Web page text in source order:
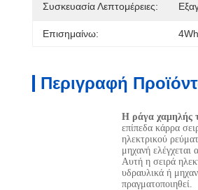
Συσκευασία Λεπτομέρειες:
Επισημαίνω:
Περιγραφή
Η ράγα χαμηλής
επίπεδα κάρρα
ηλεκτρικού
μηχανή
Αυτή η σειρά
υδραυλικά ή
πραγματοποιηθεί.